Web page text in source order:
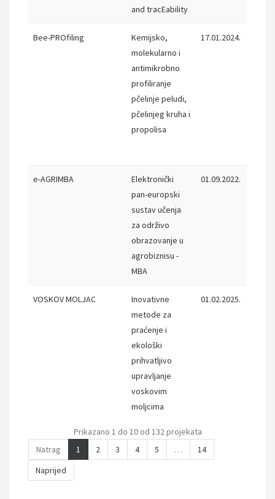
and tracEability
Bee-PROfiling
Kemijsko,
molekularno i
antimikrobno
profiliranje
pčelinje peludi,
pčelinjeg kruha i
propolisa
17.01.2024.
e-AGRIMBA
Elektronički
pan-europski
sustav učenja
za održivo
obrazovanje u
agrobiznisu -
MBA
01.09.2022.
VOSKOV MOLJAC
Inovativne
metode za
praćenje i
ekološki
prihvatljivo
upravljanje
voskovim
moljcima
01.02.2025.
Prikazano 1 do 10 od 132 projekata
Natrag
1 2 3 4 5 …
14
Naprijed